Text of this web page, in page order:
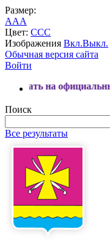
Размер:
AAA
Цвет: CCC
Изображения Вкл.Выкл.
Обычная версия сайта
Войти
сайт
Поиск
Все результаты